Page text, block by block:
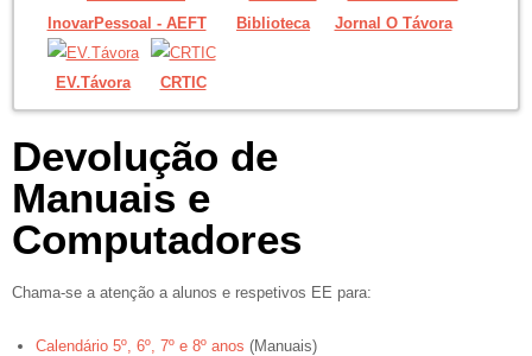
InovarPessoal - AEFT Biblioteca Jornal O Távora
EV.Távora CRTIC
Devolução de
Manuais e
Computadores
Chama-se a atenção a alunos e respetivos EE para:
Calendário 5º, 6º, 7º e 8º anos (Manuais)